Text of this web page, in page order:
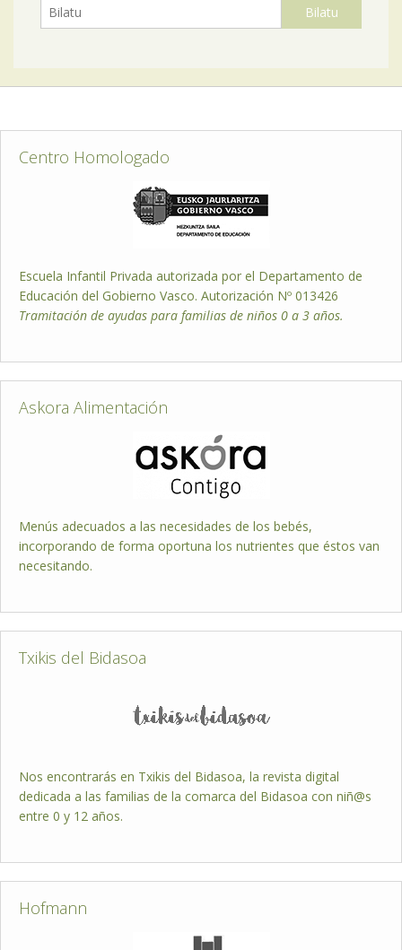
Centro Homologado
Escuela Infantil Privada autorizada por el Departamento de
Educación del Gobierno Vasco. Autorización Nº 013426
Tramitación de ayudas para familias de niños 0 a 3 años.
Askora Alimentación
Menús adecuados a las necesidades de los bebés,
incorporando de forma oportuna los nutrientes que éstos van
necesitando.
Txikis del Bidasoa
Nos encontrarás en Txikis del Bidasoa, la revista digital
dedicada a las familias de la comarca del Bidasoa con niñ@s
entre 0 y 12 años.
Hofmann